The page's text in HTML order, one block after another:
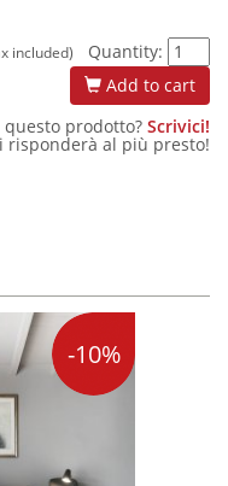
included)
Quantity:
Add to cart
prodotto? Scrivici!
risponderà al più presto!
-10%